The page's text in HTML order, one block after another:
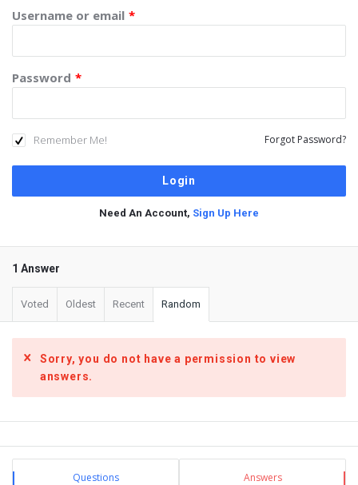
Username or email *
Password *
Remember Me! Forgot Password?
Need An Account, Sign Up Here
1 Answer
Voted Oldest Recent Random
Sorry, you do not have a permission to view
answers.
Sidebar
Stats Questions Answers